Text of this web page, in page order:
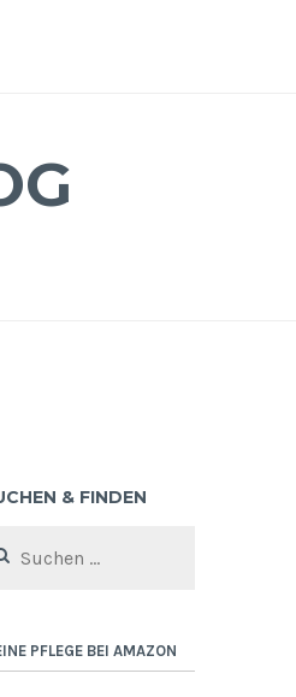
& FINDEN
PFLEGE BEI AMAZON